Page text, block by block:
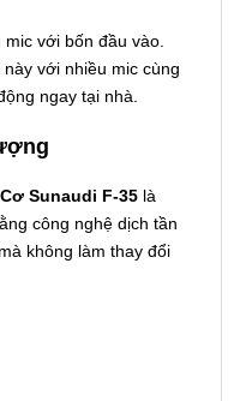
với bốn đầu vào.
với nhiều mic cùng
ngay tại nhà.
Sunaudi F-35 là
công nghệ dịch tần
không làm thay đổi